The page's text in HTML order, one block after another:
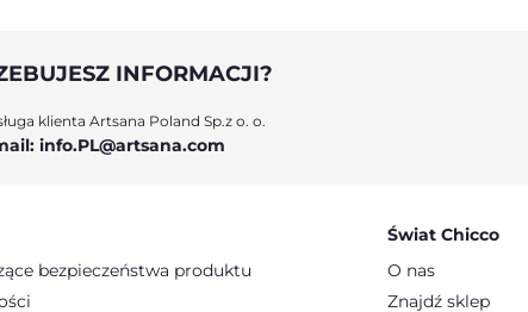
INFORMACJI?
klienta Artsana Poland Sp.z o. o.
info.PL@artsana.com
bezpieczeństwa produktu
Świat Chicco
O nas
Znajdź sklep